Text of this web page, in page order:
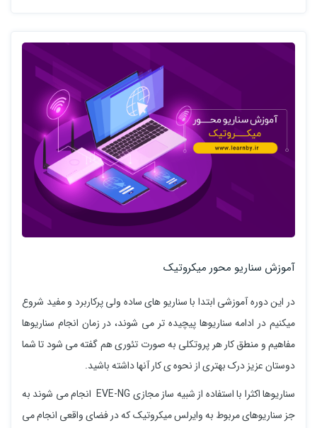
آموزش سناریو محور میکروتیک
در این دوره آموزشی ابتدا با سناریو های ساده ولی پرکاربرد و مفید شروع
میکنیم در ادامه سناریوها پیچیده تر می شوند، در زمان انجام سناریوها
مفاهیم و منطق کار هر پروتکلی به صورت تئوری هم گفته می شود تا شما
دوستان عزیز درک بهتری از نحوه ی کار آنها داشته باشید.
سناریوها اکثرا با استفاده از شبیه ساز مجازی EVE-NG انجام می شوند به
جز سناریوهای مربوط به وایرلس میکروتیک که در فضای واقعی انجام می